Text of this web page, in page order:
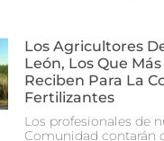
Los Agricultores
León, Los Que
Reciben Para La
Fertilizantes
Los profesionales de
Comunidad contarán